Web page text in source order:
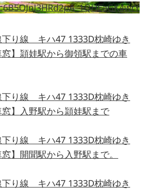
下り線 キハ47 1333D枕崎ゆき
】頴娃駅から御領駅までの車
下り線 キハ47 1333D枕崎ゆき
】入野駅から頴娃駅まで
下り線 キハ47 1333D枕崎ゆき
】開聞駅から入野駅まで。
下り線 キハ47 1333D枕崎ゆき